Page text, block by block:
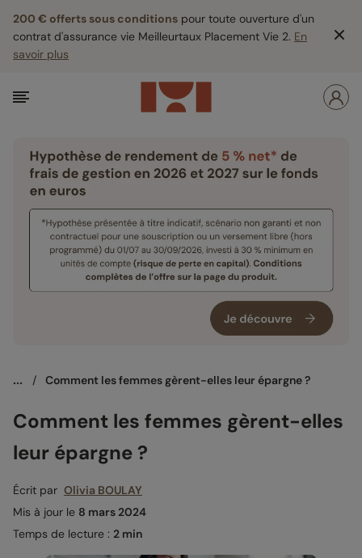
200 € offerts sous conditions pour toute ouverture d'un
contrat d'assurance vie Meilleurtaux Placement Vie 2. En
savoir plus
... / Comment les femmes gèrent-elles leur épargne ?
Comment les femmes gèrent-elles
leur épargne ?
Écrit par Olivia BOULAY
Mis à jour le 8 mars 2024
Temps de lecture : 2 min